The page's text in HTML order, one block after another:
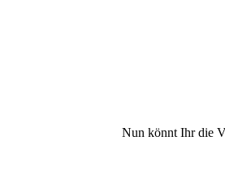
Nun könnt Ihr die